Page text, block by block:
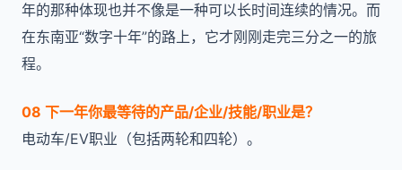
年的那种体现也并不像是一种可以长时间连续的情况。而
在东南亚“数字十年”的路上，它才刚刚走完三分之一的旅
程。
08 下一年你最等待的产品/企业/技能/职业是？
电动车/EV职业（包括两轮和四轮）。